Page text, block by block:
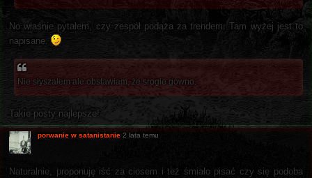
No właśnie pytałem, czy zespół podąża za trendem. Tam wyżej jest to
napisane.
Nie słyszałem ale obstawiam, że srogie gówno.
Takie posty najlepsze!
porwanie w satanistanie 2 lata temu
Naturalnie, proponuję iść za ciosem i też śmiało pisać czy się podoba